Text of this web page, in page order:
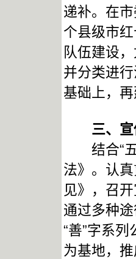
递补。在
个县级市
队伍建设
并分类进
基础上，
三、
结合“五
法》。认
见》，召
通过多种
“善”字系
为基地，